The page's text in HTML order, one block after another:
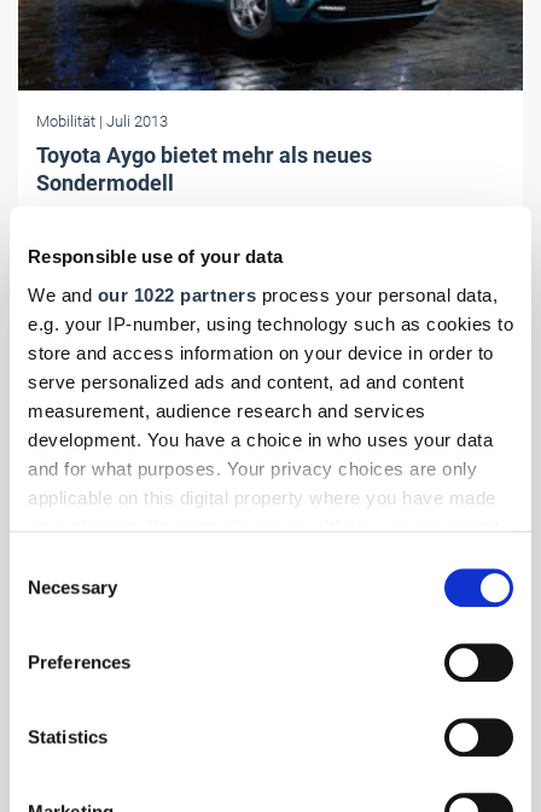
Responsible use of your data
We and our 1022 partners process your personal data,
e.g. your IP-number, using technology such as cookies to
store and access information on your device in order to
serve personalized ads and content, ad and content
measurement, audience research and services
development. You have a choice in who uses your data
and for what purposes. Your privacy choices are only
applicable on this digital property where you have made
the Privacy trigger icon.
Collect information about your geographical location
Identify your device by actively scanning it for
Find out more about how your personal data is processed
Selection
Necessary
Preferences
Statistics
Mobilität | Juli 2013
Toyota Aygo bietet mehr als neues
Sondermodell
Zudem hat Toyota den Aygo bereits in der Basisversion
grundsätzlich mit der elektronischen Stabilitätskontrolle VSC und der
Antriebsschlupfregelung TRC ausgestattet.